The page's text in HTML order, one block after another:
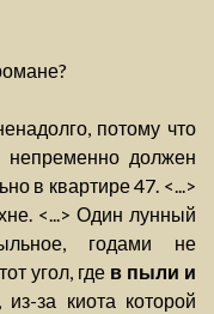
потому что
непременно должен
в квартире 47. <...>
<...> Один лунный
годами не
угол, где в пыли и
за киота которой